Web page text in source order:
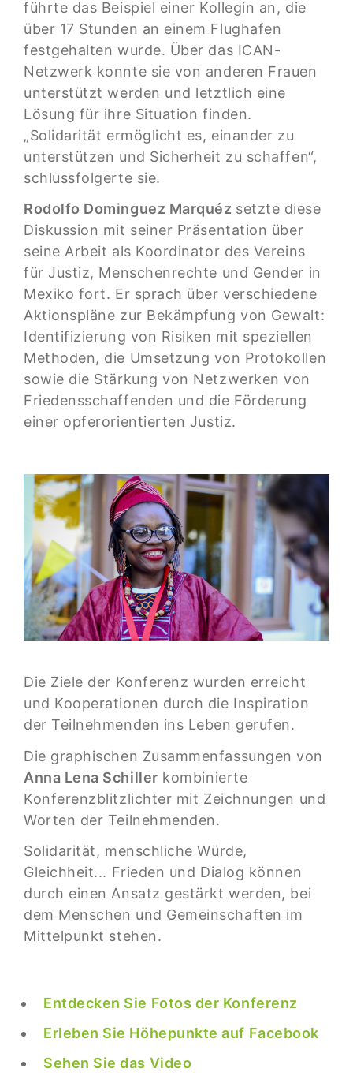
führte das Beispiel einer Kollegin an, die
über 17 Stunden an einem Flughafen
festgehalten wurde. Über das ICAN-
Netzwerk konnte sie von anderen Frauen
unterstützt werden und letztlich eine
Lösung für ihre Situation finden.
„Solidarität ermöglicht es, einander zu
unterstützen und Sicherheit zu schaffen“,
schlussfolgerte sie.
Rodolfo Dominguez Marquéz setzte diese
Diskussion mit seiner Präsentation über
seine Arbeit als Koordinator des Vereins
für Justiz, Menschenrechte und Gender in
Mexiko fort. Er sprach über verschiedene
Aktionspläne zur Bekämpfung von Gewalt:
Identifizierung von Risiken mit speziellen
Methoden, die Umsetzung von Protokollen
sowie die Stärkung von Netzwerken von
Friedensschaffenden und die Förderung
einer opferorientierten Justiz.
Die Ziele der Konferenz wurden erreicht
und Kooperationen durch die Inspiration
der Teilnehmenden ins Leben gerufen.
Die graphischen Zusammenfassungen von
Anna Lena Schiller kombinierte
Konferenzblitzlichter mit Zeichnungen und
Worten der Teilnehmenden.
Solidarität, menschliche Würde,
Gleichheit... Frieden und Dialog können
durch einen Ansatz gestärkt werden, bei
dem Menschen und Gemeinschaften im
Mittelpunkt stehen.
Entdecken Sie Fotos der Konferenz
Erleben Sie Höhepunkte auf Facebook
Sehen Sie das Video